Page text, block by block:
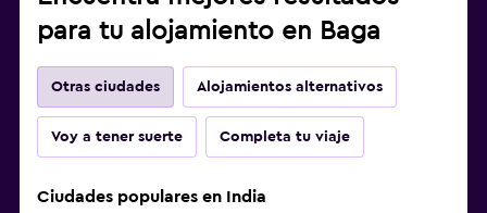
para tu alojamiento en Baga
Otras ciudades Alojamientos alternativos
Voy a tener suerte Completa tu viaje
Ciudades populares en India